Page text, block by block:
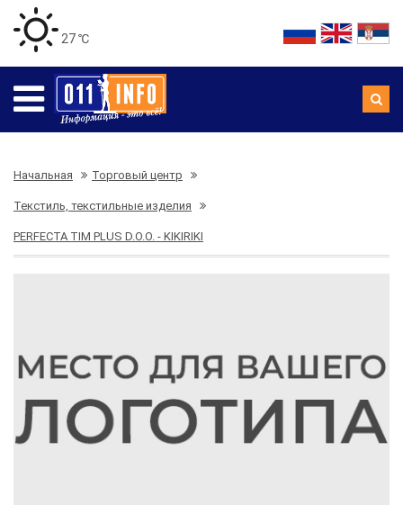
27 ℃
Начальная Торговый центр
Текстиль, текстильные изделия
PERFECTA TIM PLUS D.O.O. - KIKIRIKI